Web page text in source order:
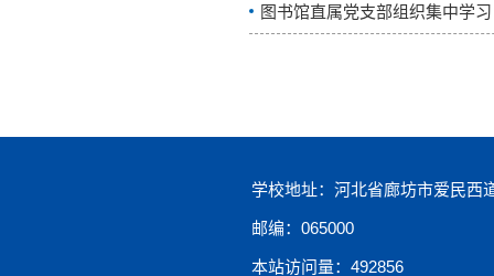
图书馆直属党支部组织集中学
学校地址：河北省廊坊市爱民西
邮编：065000
本站访问量：492856